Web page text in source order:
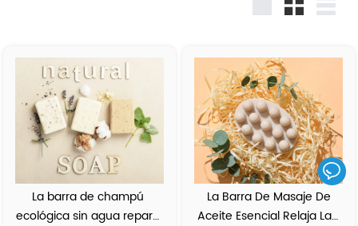
La barra de champú
ecológica sin agua repara
La Barra De Masaje De
Aceite Esencial Relaja Las